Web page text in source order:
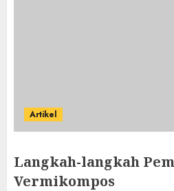
Artikel
Langkah-langkah
Vermikompos